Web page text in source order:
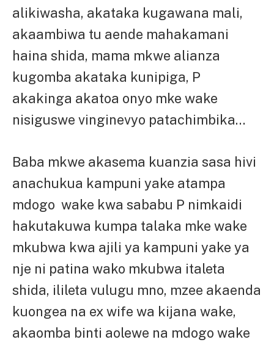
alikiwasha, akataka kugawana mali,
akaambiwa tu aende mahakamani
haina shida, mama mkwe alianza
kugomba akataka kunipiga, P
akakinga akatoa onyo mke wake
nisiguswe vinginevyo patachimbika…
Baba mkwe akasema kuanzia sasa hivi
anachukua kampuni yake atampa
mdogo wake kwa sababu P nimkaidi
hakutakuwa kumpa talaka mke wake
mkubwa kwa ajili ya kampuni yake ya
nje ni patina wako mkubwa italeta
shida, ilileta vulugu mno, mzee akaenda
kuongea na ex wife wa kijana wake,
akaomba binti aolewe na mdogo wake